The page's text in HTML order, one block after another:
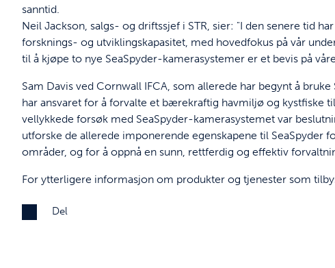
sanntid.
Neil Jackson, salgs- og driftssjef i STR, sier: "I den senere tid
forsknings- og utviklingskapasitet, med hovedfokus på vår
til å kjøpe to nye SeaSpyder-kamerasystemer er et bevis på
Sam Davis ved Cornwall IFCA, som allerede har begynt å
har ansvaret for å forvalte et bærekraftig havmiljø og kystfiske
vellykkede forsøk med SeaSpyder-kamerasystemet var
utforske de allerede imponerende egenskapene til SeaSpyder
områder, og for å oppnå en sunn, rettferdig og effektiv
For ytterligere informasjon om produkter og tjenester som
Del